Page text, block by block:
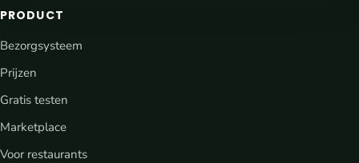
PRODUCT
Bezorgsysteem
Prijzen
Gratis testen
Marketplace
Voor restaurants